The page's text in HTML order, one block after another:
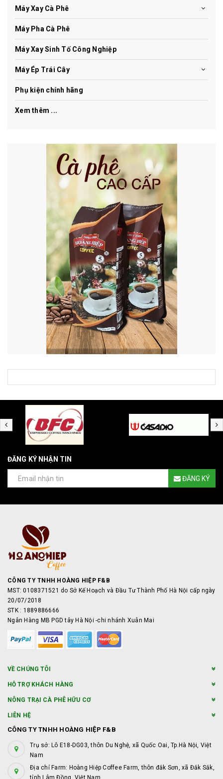
Máy Xay Cà Phê
Máy Pha Cà Phê
Máy Xay Sinh Tố Công Nghiệp
Máy Ép Trái Cây
Phụ kiện chính hãng
Xem thêm ...
ĐĂNG KÝ NHẬN TIN
ĐĂNG KÝ
CÔNG TY TNHH HOÀNG HIỆP F&B
MST: 0108371521 do Sở Kế Hoạch và Đầu Tư Thành Phố Hà Nội cấp ngày
20/07/2018
STK : 1889886666
Ngân Hàng MB PGD tây Hà Nội -chi nhánh Xuân Mai
VỀ CHÚNG TÔI
HỖ TRỢ KHÁCH HÀNG
NÔNG TRẠI CÀ PHÊ HỮU CƠ
LIÊN HỆ
CÔNG TY TNHH HOÀNG HIỆP F&B
Trụ sở: Lô E18-DG03, thôn Du Nghệ, xã Quốc Oai, Tp.Hà Nội, Việt
Nam
Địa chỉ Farm: Hoàng Hiệp Coffee Farm, thôn đắk Sơn, xã Đắk Sắk,
tỉnh Lâm Đồng, Việt Nam